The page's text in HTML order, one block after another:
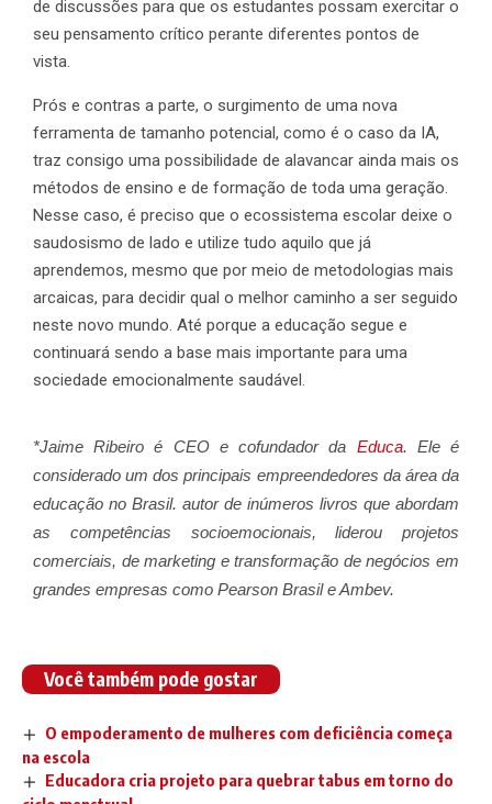
de discussões para que os estudantes possam exercitar o
seu pensamento crítico perante diferentes pontos de
vista.
Prós e contras a parte, o surgimento de uma nova
ferramenta de tamanho potencial, como é o caso da IA,
traz consigo uma possibilidade de alavancar ainda mais os
métodos de ensino e de formação de toda uma geração.
Nesse caso, é preciso que o ecossistema escolar deixe o
saudosismo de lado e utilize tudo aquilo que já
aprendemos, mesmo que por meio de metodologias mais
arcaicas, para decidir qual o melhor caminho a ser seguido
neste novo mundo. Até porque a educação segue e
continuará sendo a base mais importante para uma
sociedade emocionalmente saudável.
*Jaime Ribeiro é CEO e cofundador da Educa. Ele é
considerado um dos principais empreendedores da área da
educação no Brasil. autor de inúmeros livros que abordam
as competências socioemocionais, liderou projetos
comerciais, de marketing e transformação de negócios em
grandes empresas como Pearson Brasil e Ambev.
Você também pode gostar
O empoderamento de mulheres com deficiência começa
na escola
Educadora cria projeto para quebrar tabus em torno do